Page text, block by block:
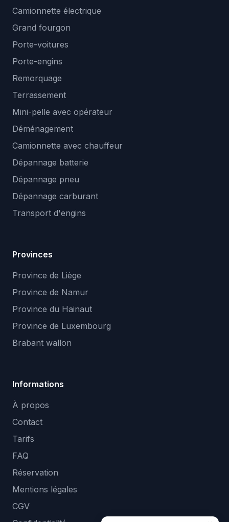
Camionnette électrique
Grand fourgon
Porte-voitures
Porte-engins
Remorquage
Terrassement
Mini-pelle avec opérateur
Déménagement
Camionnette avec chauffeur
Dépannage batterie
Dépannage pneu
Dépannage carburant
Transport d'engins
Provinces
Province de Liège
Province de Namur
Province du Hainaut
Province de Luxembourg
Brabant wallon
Informations
À propos
Contact
Tarifs
FAQ
Réservation
Mentions légales
CGV